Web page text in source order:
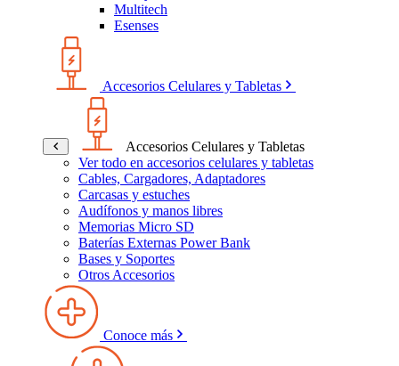
Multitech
Esenses
Accesorios Celulares y Tabletas
Accesorios Celulares y Tabletas
Ver todo en accesorios celulares y tabletas
Cables, Cargadores, Adaptadores
Carcasas y estuches
Audífonos y manos libres
Memorias Micro SD
Baterías Externas Power Bank
Bases y Soportes
Otros Accesorios
Conoce más